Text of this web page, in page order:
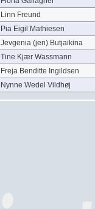
Linn Freund
Pia Eigil Mathiesen
Jevgenia (jen) Butjaikina
Tine Kjær Wassmann
Freja Benditte Ingildsen
Nynne Wedel Vildhøj